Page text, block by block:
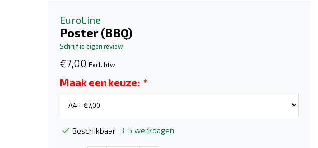
EuroLine
Poster (BBQ)
Schrijf je eigen review
€7,00 Excl. btw
Maak een keuze: *
Beschikbaar 3-5 werkdagen